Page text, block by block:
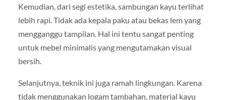
Kemudian, dari segi estetika, sambungan kayu terlihat
lebih rapi. Tidak ada kepala paku atau bekas lem yang
mengganggu tampilan. Hal ini tentu sangat penting
untuk mebel minimalis yang mengutamakan visual
bersih.
Selanjutnya, teknik ini juga ramah lingkungan. Karena
tidak menggunakan logam tambahan, material kayu